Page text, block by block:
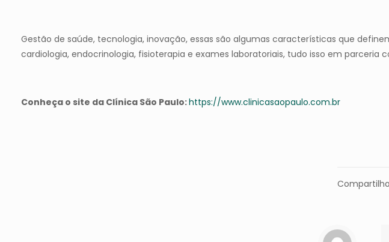
Gestão de saúde, tecnologia, inovação, essas são algumas características que
cardiologia, endocrinologia, fisioterapia e exames laboratoriais, tudo isso em parceria
Conheça o site da Clínica São Paulo:https://www.clinicasaopaulo.com.br